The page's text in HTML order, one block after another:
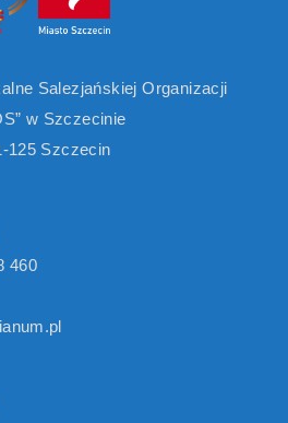
Salezjańskiej Organizacji
w Szczecinie
125 Szczecin
460